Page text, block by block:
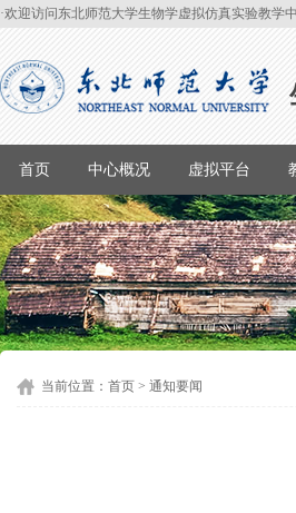
·欢迎访问东北师范大学生物学虚拟仿真实验教学
首页 中心概况 虚拟平台
当前位置： 首页 > 通知要闻